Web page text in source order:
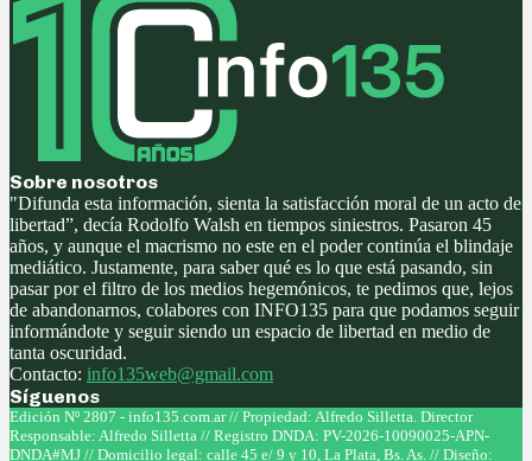
Sobre nosotros
"Difunda esta información, sienta la satisfacción moral de un acto de
libertad”, decía Rodolfo Walsh en tiempos siniestros. Pasaron 45
años, y aunque el macrismo no este en el poder continúa el blindaje
mediático. Justamente, para saber qué es lo que está pasando, sin
pasar por el filtro de los medios hegemónicos, te pedimos que, lejos
de abandonarnos, colabores con INFO135 para que podamos seguir
informándote y seguir siendo un espacio de libertad en medio de
tanta oscuridad.
Contacto: info135web@gmail.com
Síguenos
Facebook
Twitter
Instagram
Youtube
Edición Nº 2807 - info135.com.ar // Propiedad: Alfredo Silletta. Director
Responsable: Alfredo Silletta // Registro DNDA: PV-2026-10090025-APN-
DNDA#MJ // Domicilio legal: calle 45 e/ 9 y 10, La Plata, Bs. As. // Diseño: